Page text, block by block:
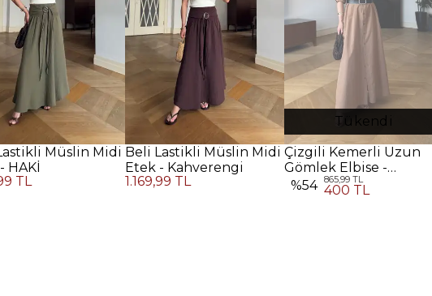
Müslin Midi
HAKİ
TL
Beli Lastikli Müslin Midi
Etek - Kahverengi
1.169,99 TL
Tükendi
Çizgili Kemerli Uzun
Gömlek Elbise -
Kahverengi
%54 865,99 TL
400 TL